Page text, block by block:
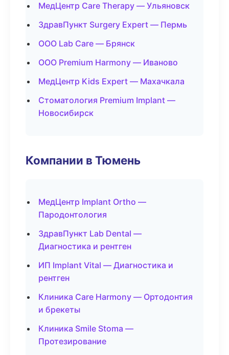
МедЦентр Care Therapy — Ульяновск
ЗдравПункт Surgery Expert — Пермь
ООО Lab Care — Брянск
ООО Premium Harmony — Иваново
МедЦентр Kids Expert — Махачкала
Стоматология Premium Implant —
Новосибирск
Компании в Тюмень
МедЦентр Implant Ortho —
Пародонтология
ЗдравПункт Lab Dental —
Диагностика и рентген
ИП Implant Vital — Диагностика и
рентген
Клиника Care Harmony — Ортодонтия
и брекеты
Клиника Smile Stoma —
Протезирование